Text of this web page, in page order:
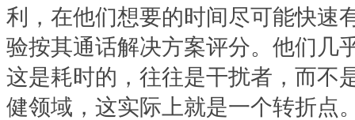
利，在他们想要的时间尽可能快速
验按其通话解决方案评分。他们几
这是耗时的，往往是干扰者，而不
健领域，这实际上就是一个转折点